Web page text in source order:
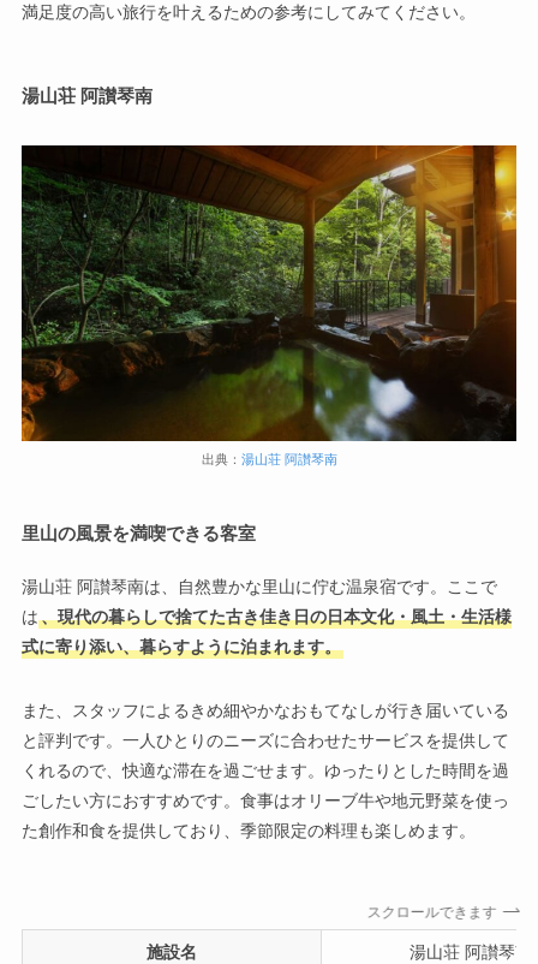
満足度の高い旅行を叶えるための参考にしてみてください。
湯山荘 阿讃琴南
出典： 湯山荘 阿讃琴南
里山の風景を満喫できる客室
湯山荘 阿讃琴南は、自然豊かな里山に佇む温泉宿です。ここで
は、現代の暮らしで捨てた古き佳き日の日本文化・風土・生活様
式に寄り添い、暮らすように泊まれます。
また、スタッフによるきめ細やかなおもてなしが行き届いている
と評判です。一人ひとりのニーズに合わせたサービスを提供して
くれるので、快適な滞在を過ごせます。ゆったりとした時間を過
ごしたい方におすすめです。食事はオリーブ牛や地元野菜を使っ
た創作和食を提供しており、季節限定の料理も楽しめます。
スクロールできます
施設名 湯山荘 阿讃琴南